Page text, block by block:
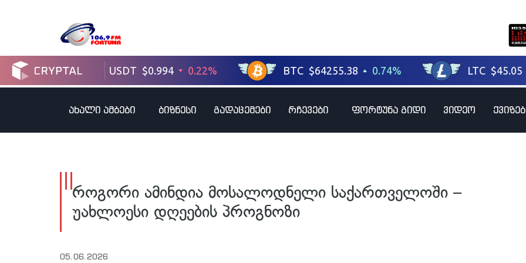
ახალი ამბები ბიზნესი გადაცემები რჩევები ფორტუნა გიდი ვიდეო
როგორი ამინდია მოსალოდნელი საქართველოში –
უახლოესი დღეების პროგნოზი
05.06.2026